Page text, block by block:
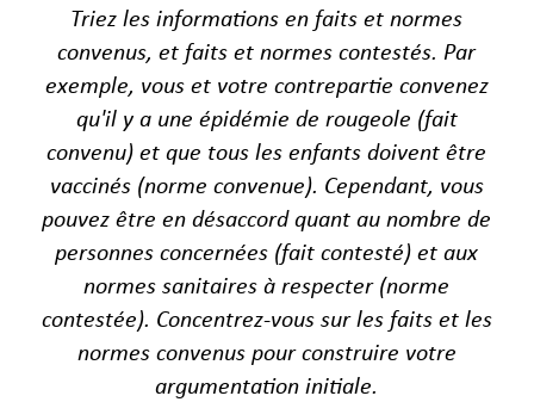
Triez les informations en faits et normes
convenus, et faits et normes contestés. Par
exemple, vous et votre contrepartie convenez
qu'il y a une épidémie de rougeole (fait
convenu) et que tous les enfants doivent être
vaccinés (norme convenue). Cependant, vous
pouvez être en désaccord quant au nombre de
personnes concernées (fait contesté) et aux
normes sanitaires à respecter (norme
contestée). Concentrez-vous sur les faits et les
normes convenus pour construire votre
argumentation initiale.